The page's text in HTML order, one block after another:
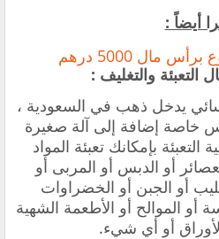
أيضاً :
مال 5000 درهم
يدخل ذهب في السعودية ،
خاصة إضافة إلى آلة صغيرة
التعبئة بإمكانك تعبئة المواد
أو الدبس أو المربى أو
أو الجبن أو الخضراوات
أو الموالح أو الأطعمة الشهية
أو أي شيء.